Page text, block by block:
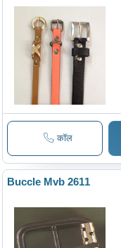
कॉल
Buccle Mvb 2611